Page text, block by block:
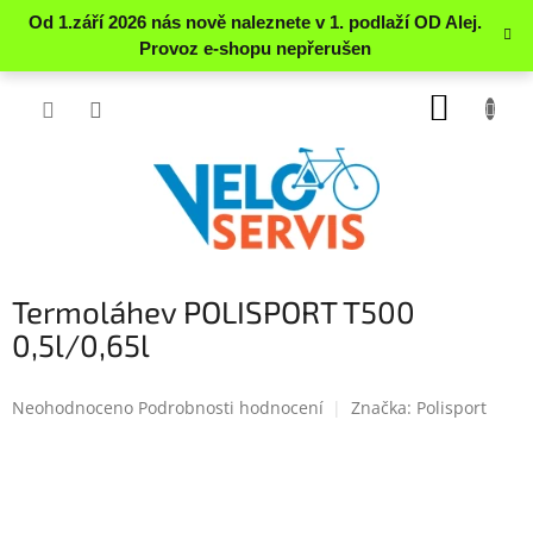
Přejít
Termoláhev POLISPORT T500
0,5l/0,65l
Průměrné
Neohodnoceno Podrobnosti hodnocení Značka: Polisport